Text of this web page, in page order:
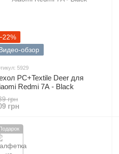
обзор
5929
PC+Textile Deer для
Redmi 7A - Black
грн
грн
Подарок